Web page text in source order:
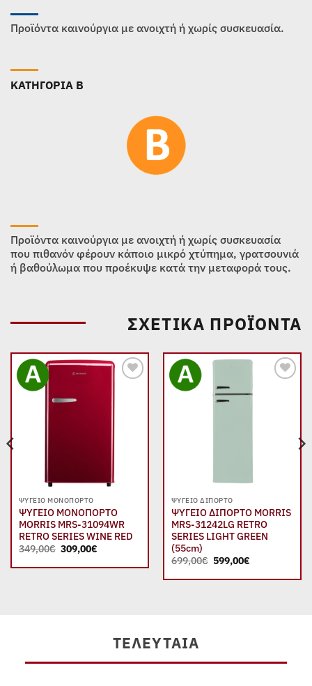
Προϊόντα καινούργια με ανοιχτή ή χωρίς συσκευασία.
ΚΑΤΗΓΟΡΙΑ B
Προϊόντα καινούργια με ανοιχτή ή χωρίς συσκευασία
που πιθανόν φέρουν κάποιο μικρό χτύπημα, γρατσουνιά
ή βαθούλωμα που προέκυψε κατά την μεταφορά τους.
ΣΧΕΤΙΚΆ ΠΡΟΪΌΝΤΑ
ΨΥΓΕΊΟ ΜΟΝΌΠΟΡΤΟ
ΨΥΓΕΙΟ ΜΟΝΟΠΟΡΤΟ
MORRIS MRS-31094WR
RETRO SERIES WINE RED
349,00€ Original
price
was:
309,00€Η
τιμή
ΨΥΓΕΊΟ ΔΊΠΟΡΤΟ
ΨΥΓΕΙΟ ΔΙΠΟΡΤΟ MORRIS
MRS-31242LG RETRO
SERIES LIGHT GREEN
(55cm)
699,00€ Original
price
was:
599,00€Η
τιμή
ΤΕΛΕΥΤΑΊΑ